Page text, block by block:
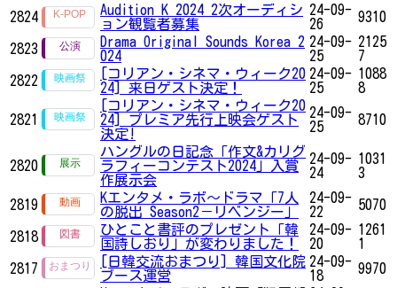
2824
Audition K 2024 2次オーディシ
ョン観覧者募集
24-09-
26
9310
2823
Drama Original Sounds Korea 2
024
24-09-
25
2125
7
2822
[コリアン・シネマ・ウィーク20
24] 来日ゲスト決定！
24-09-
25
1088
8
2821
[コリアン・シネマ・ウィーク20
24] プレミア先行上映会ゲスト
決定!
24-09-
25
8710
2820
ハングルの日記念「作文&カリグ
ラフィーコンテスト2024」入賞
作展示会
24-09-
24
1031
3
2819
Kエンタメ・ラボ～ドラマ「7人
の脱出 Season2－リベンジー」
24-09-
22
5070
2818
ひとこと書評のプレゼント「韓
国詩しおり」が変わりました！
24-09-
20
1261
1
2817
[日韓交流おまつり] 韓国文化院
ブース運営
24-09-
18
9970